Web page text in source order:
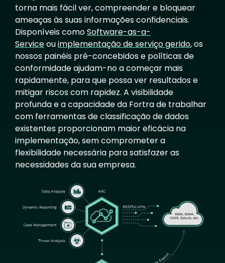
torna mais fácil ver, compreender e bloquear
ameaças às suas informações confidenciais.
Disponíveis comoSoftware-as-a-
Serviceouimplementação de serviço gerido, os
nossos painéis pré-concebidos e políticas de
conformidade ajudam-no a começar mais
rapidamente, para que possa ver resultados e
mitigar riscos com rapidez. A visibilidade
profunda e a capacidade da Fortra de trabalhar
com ferramentas de classificação de dados
existentes proporcionam maior eficácia na
implementação, sem comprometer a
flexibilidade necessária para satisfazer as
necessidades da sua empresa.